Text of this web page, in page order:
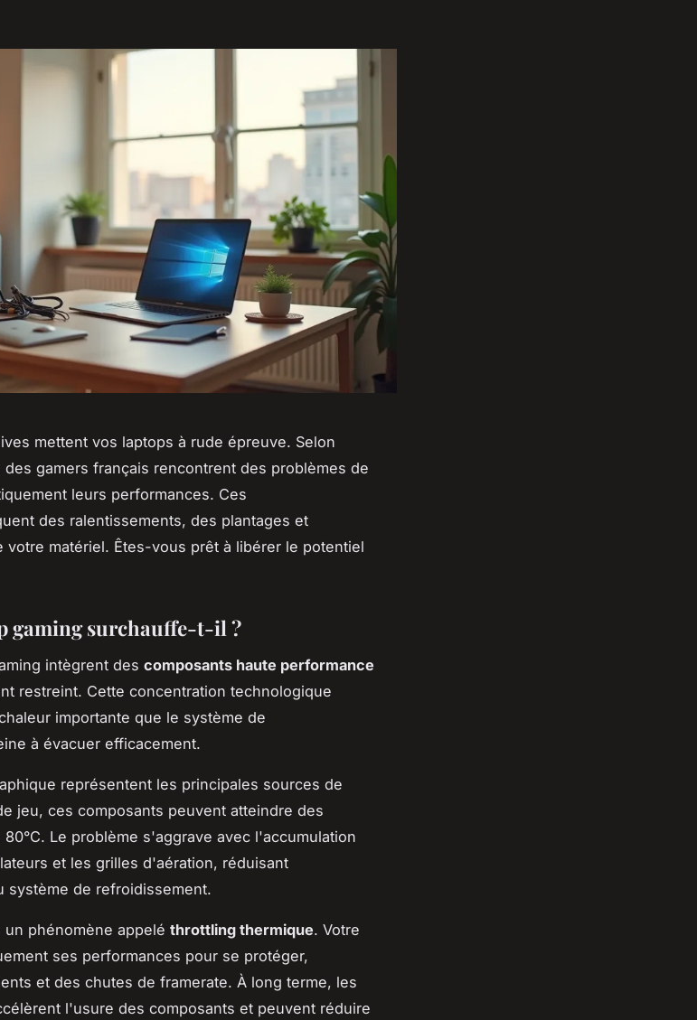
mettent vos laptops à rude épreuve. Selon
gamers français rencontrent des problèmes de
leurs performances. Ces
des ralentissements, des plantages et
votre matériel. Êtes-vous prêt à libérer le potentiel
gaming surchauffe-t-il ?
intègrent des composants haute performance
restreint. Cette concentration technologique
importante que le système de
à évacuer efficacement.
représentent les principales sources de
jeu, ces composants peuvent atteindre des
Le problème s'aggrave avec l'accumulation
et les grilles d'aération, réduisant
système de refroidissement.
phénomène appelé throttling thermique. Votre
ses performances pour se protéger,
et des chutes de framerate. À long terme, les
l'usure des composants et peuvent réduire